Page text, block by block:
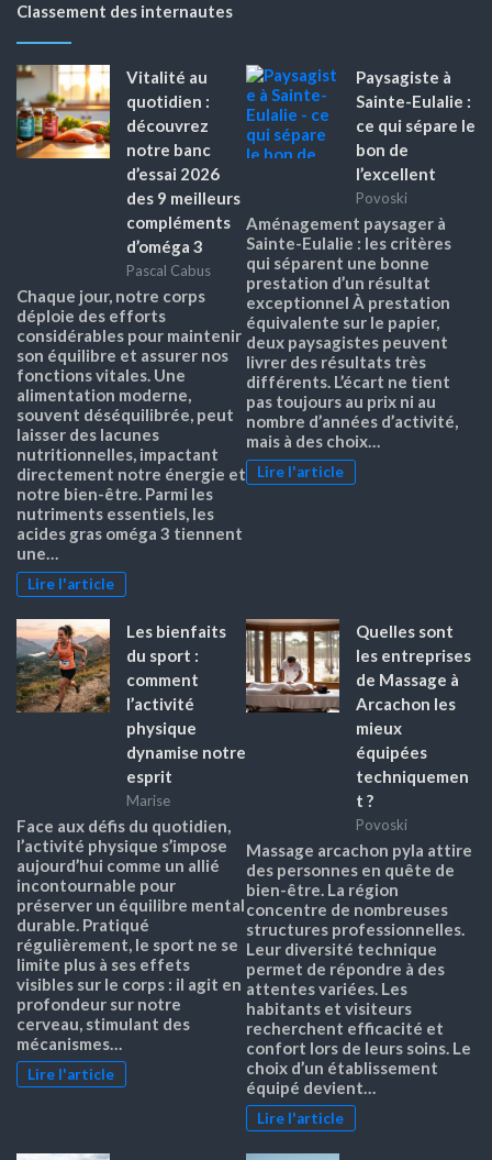
Classement des internautes
Vitalité au
quotidien :
découvrez
notre banc
d’essai 2026
des 9 meilleurs
compléments
d’oméga 3
Pascal Cabus
Chaque jour, notre corps
déploie des efforts
considérables pour maintenir
son équilibre et assurer nos
fonctions vitales. Une
alimentation moderne,
souvent déséquilibrée, peut
laisser des lacunes
nutritionnelles, impactant
directement notre énergie et
notre bien-être. Parmi les
nutriments essentiels, les
acides gras oméga 3 tiennent
une…
Lire l'article
Paysagiste à
Sainte-Eulalie :
ce qui sépare le
bon de
l’excellent
Povoski
Aménagement paysager à
Sainte-Eulalie : les critères
qui séparent une bonne
prestation d’un résultat
exceptionnel À prestation
équivalente sur le papier,
deux paysagistes peuvent
livrer des résultats très
différents. L’écart ne tient
pas toujours au prix ni au
nombre d’années d’activité,
mais à des choix…
Lire l'article
Les bienfaits
du sport :
comment
l’activité
physique
dynamise notre
esprit
Marise
Face aux défis du quotidien,
l’activité physique s’impose
aujourd’hui comme un allié
incontournable pour
préserver un équilibre mental
durable. Pratiqué
régulièrement, le sport ne se
limite plus à ses effets
visibles sur le corps : il agit en
profondeur sur notre
cerveau, stimulant des
mécanismes…
Lire l'article
Quelles sont
les entreprises
de Massage à
Arcachon les
mieux
équipées
techniquemen
t ?
Povoski
Massage arcachon pyla attire
des personnes en quête de
bien-être. La région
concentre de nombreuses
structures professionnelles.
Leur diversité technique
permet de répondre à des
attentes variées. Les
habitants et visiteurs
recherchent efficacité et
confort lors de leurs soins. Le
choix d’un établissement
équipé devient…
Lire l'article